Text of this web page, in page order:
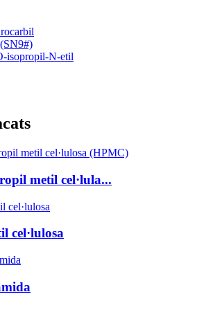
isopropil-N-etil
metil cel·lula...
cel·lulosa